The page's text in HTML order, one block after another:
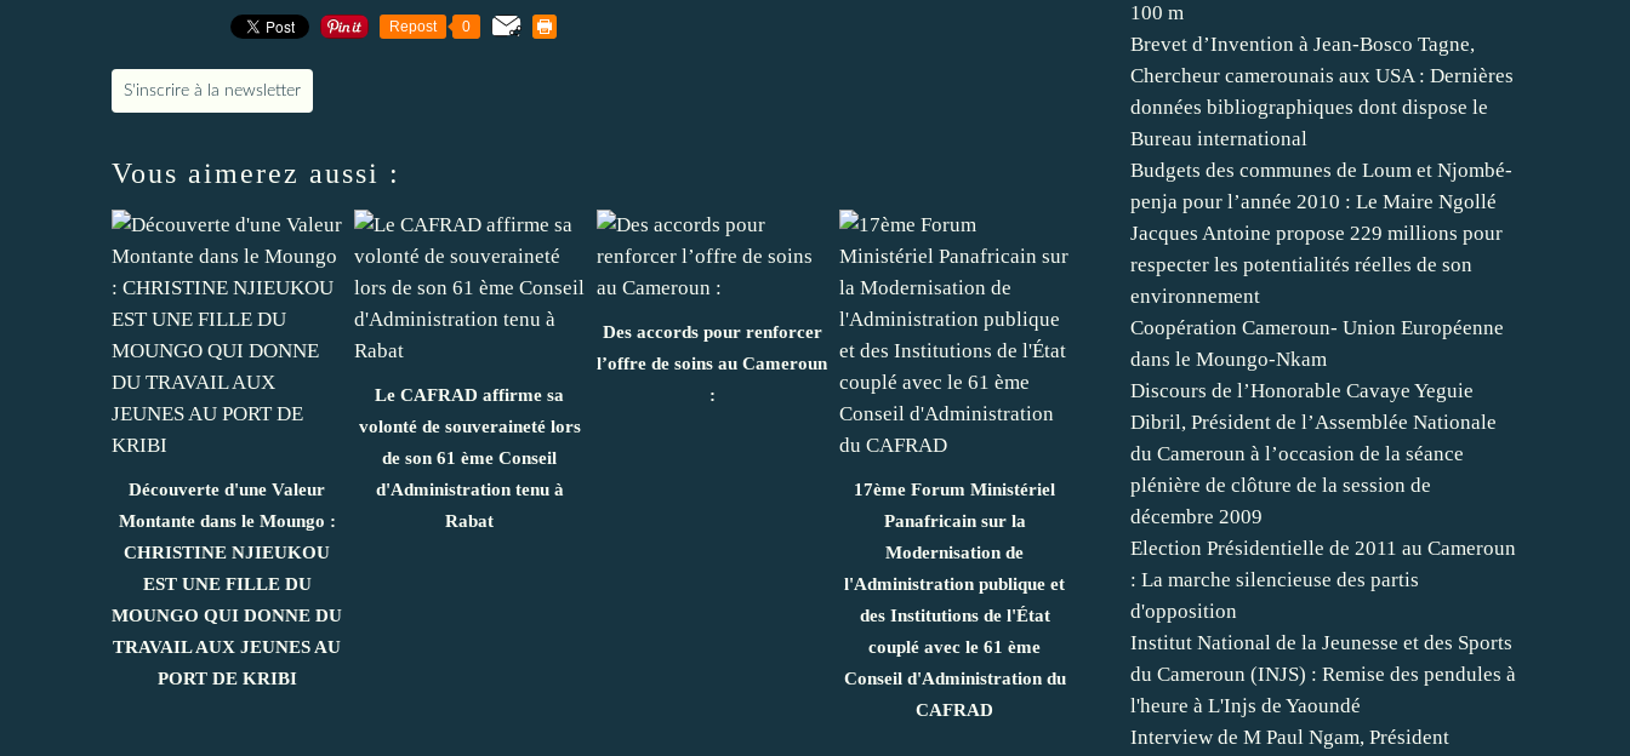
Repost 0
S'inscrire à la newsletter
Vous aimerez aussi :
Découverte d'une Valeur
Montante dans le Moungo :
CHRISTINE NJIEUKOU
EST UNE FILLE DU
MOUNGO QUI DONNE DU
TRAVAIL AUX JEUNES AU
PORT DE KRIBI
Le CAFRAD affirme sa
volonté de souveraineté lors
de son 61 ème Conseil
d'Administration tenu à
Rabat
Des accords pour renforcer
l’offre de soins au Cameroun
:
17ème Forum Ministériel
Panafricain sur la
Modernisation de
l'Administration publique et
des Institutions de l'État
couplé avec le 61 ème
Conseil d'Administration du
CAFRAD
100 m
Brevet d’Invention à Jean-Bosco Tagne,
Chercheur camerounais aux USA : Dernières
données bibliographiques dont dispose le
Bureau international
Budgets des communes de Loum et Njombé-
penja pour l’année 2010 : Le Maire Ngollé
Jacques Antoine propose 229 millions pour
respecter les potentialités réelles de son
environnement
Coopération Cameroun- Union Européenne
dans le Moungo-Nkam
Discours de l’Honorable Cavaye Yeguie
Dibril, Président de l’Assemblée Nationale
du Cameroun à l’occasion de la séance
plénière de clôture de la session de
décembre 2009
Election Présidentielle de 2011 au Cameroun
: La marche silencieuse des partis
d'opposition
Institut National de la Jeunesse et des Sports
du Cameroun (INJS) : Remise des pendules à
l'heure à L'Injs de Yaoundé
Interview de M Paul Ngam, Président